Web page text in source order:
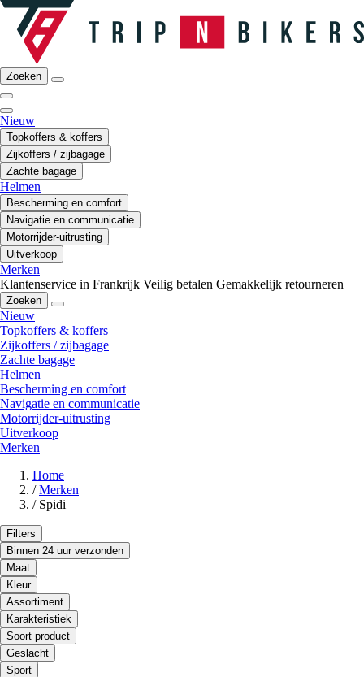
Zoeken
Nieuw
Topkoffers & koffers
Zijkoffers / zijbagage
Zachte bagage
Helmen
Bescherming en comfort
Navigatie en communicatie
Motorrijder-uitrusting
Uitverkoop
Merken
Klantenservice in Frankrijk Veilig betalen Gemakkelijk retourneren
Zoeken
Nieuw
Topkoffers & koffers
Zijkoffers / zijbagage
Zachte bagage
Helmen
Bescherming en comfort
Navigatie en communicatie
Motorrijder-uitrusting
Uitverkoop
Merken
Home
/ Merken
/ Spidi
Filters
Binnen 24 uur verzonden
Maat
Kleur
Assortiment
Karakteristiek
Soort product
Geslacht
Sport